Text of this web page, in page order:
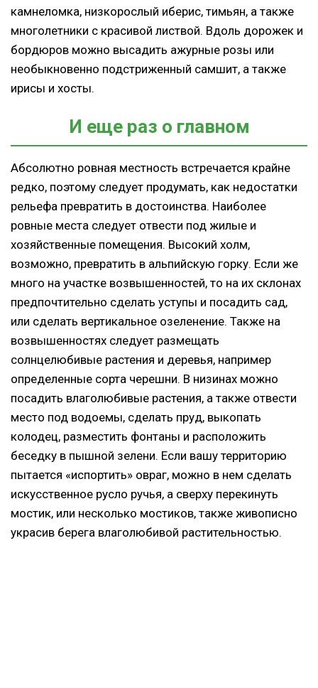
камнеломка, низкорослый иберис, тимьян, а также
многолетники с красивой листвой. Вдоль дорожек и
бордюров можно высадить ажурные розы или
необыкновенно подстриженный самшит, а также
ирисы и хосты.
И еще раз о главном
Абсолютно ровная местность встречается крайне
редко, поэтому следует продумать, как недостатки
рельефа превратить в достоинства. Наиболее
ровные места следует отвести под жилые и
хозяйственные помещения. Высокий холм,
возможно, превратить в альпийскую горку. Если же
много на участке возвышенностей, то на их склонах
предпочтительно сделать уступы и посадить сад,
или сделать вертикальное озеленение. Также на
возвышенностях следует размещать
солнцелюбивые растения и деревья, например
определенные сорта черешни. В низинах можно
посадить влаголюбивые растения, а также отвести
место под водоемы, сделать пруд, выкопать
колодец, разместить фонтаны и расположить
беседку в пышной зелени. Если вашу территорию
пытается «испортить» овраг, можно в нем сделать
искусственное русло ручья, а сверху перекинуть
мостик, или несколько мостиков, также живописно
украсив берега влаголюбивой растительностью.